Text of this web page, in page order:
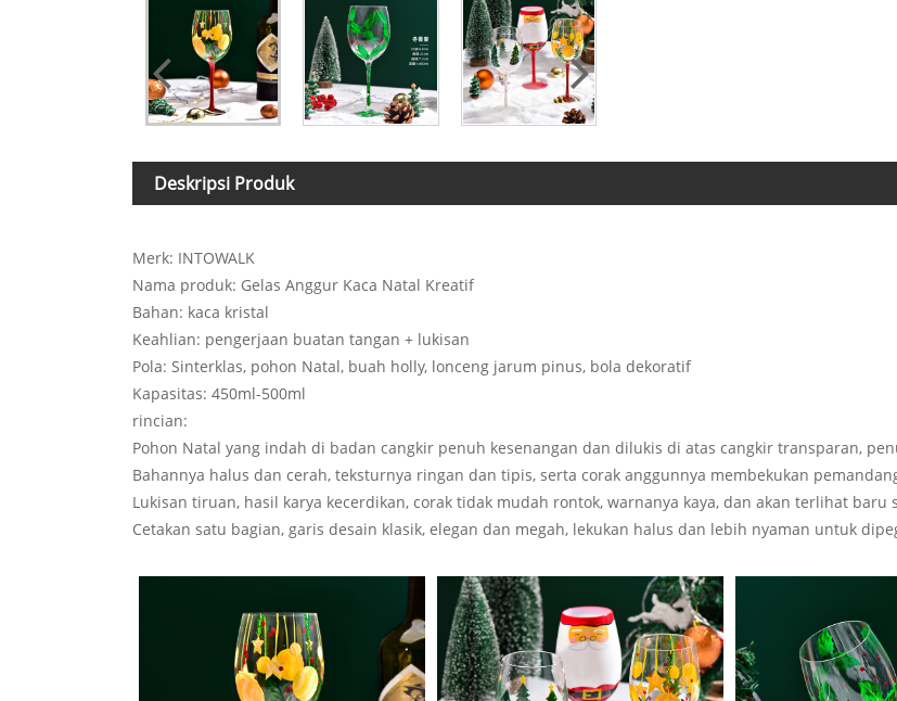
Deskripsi Produk
Merk: INTOWALK
Nama produk: Gelas Anggur Kaca Natal Kreatif
Bahan: kaca kristal
Keahlian: pengerjaan buatan tangan + lukisan
Pola: Sinterklas, pohon Natal, buah holly, lonceng jarum pinus, bola dekoratif
Kapasitas: 450ml-500ml
rincian:
Pohon Natal yang indah di badan cangkir penuh kesenangan dan dilukis di atas cangkir transparan,
Bahannya halus dan cerah, teksturnya ringan dan tipis, serta corak anggunnya membekukan
Lukisan tiruan, hasil karya kecerdikan, corak tidak mudah rontok, warnanya kaya, dan akan terlihat baru
Cetakan satu bagian, garis desain klasik, elegan dan megah, lekukan halus dan lebih nyaman untuk